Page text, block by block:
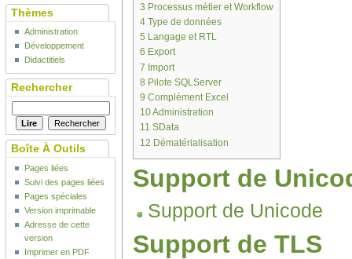
3 Processus métier et Workflow
4 Type de données
5 Langage et RTL
6 Export
7 Import
8 Pilote SQLServer
9 Complément Excel
10Administration
11 SData
12 Dématérialisation
Support de
Support de Unicode
Support de TLS
Thèmes
Administration
Développement
Didactitiels
Rechercher
Boîte À Outils
Pages liées
Suivi des pages liées
Pages spéciales
Version imprimable
Adresse de cette
version
Imprimer en PDF